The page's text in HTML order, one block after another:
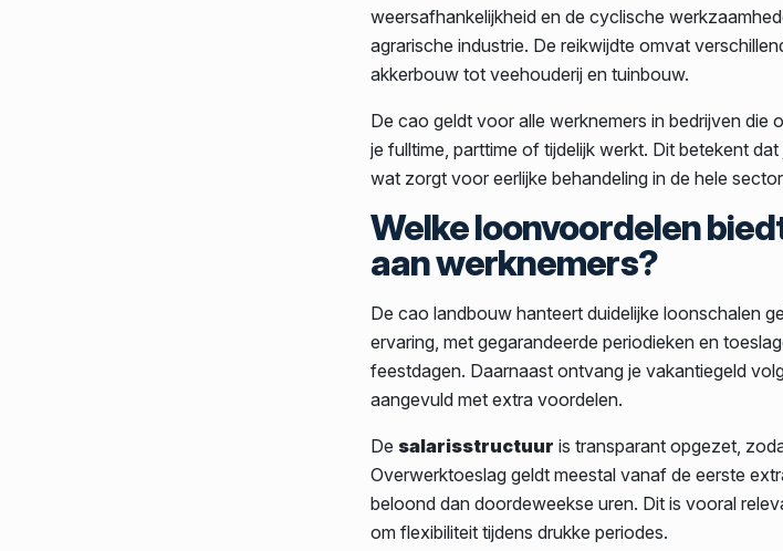
weersafhankelijkheid en de cyclische
agrarische industrie. De reikwijdte omvat
akkerbouw tot veehouderij en tuinbouw.
De cao geldt voor alle werknemers in bedrijven die
je fulltime, parttime of tijdelijk werkt. Dit betekent
wat zorgt voor eerlijke behandeling in de hele
Welke loonvoordelen
aan werknemers?
De cao landbouw hanteert duidelijke loonschalen
ervaring, met gegarandeerde periodieken en
feestdagen. Daarnaast ontvang je vakantiegeld
aangevuld met extra voordelen.
De salarisstructuur is transparant opgezet,
Overwerktoeslag geldt meestal vanaf de eerste
beloond dan doordeweekse uren. Dit is vooral
om flexibiliteit tijdens drukke periodes.